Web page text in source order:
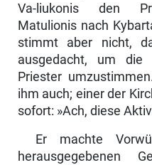
Va-liukonis den
Matulionis nach
stimmt aber nicht,
ausgedacht, um die
Priester
ihm auch; einer der
sofort: »Ach, diese
Er machte
herausgegebenen